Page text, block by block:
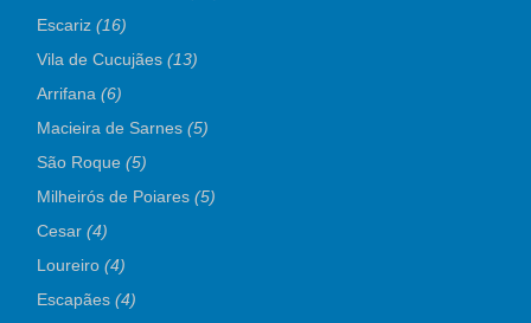
Escariz(16)
Vila de Cucujães(13)
Arrifana(6)
Macieira de Sarnes(5)
São Roque(5)
Milheirós de Poiares(5)
Cesar(4)
Loureiro(4)
Escapães(4)